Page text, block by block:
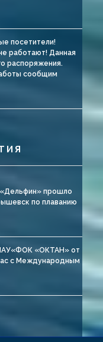
посетители!
работают! Данная
распоряжения.
сообщим
прошло
по плаванию
«ОКТАН» от
с Международным